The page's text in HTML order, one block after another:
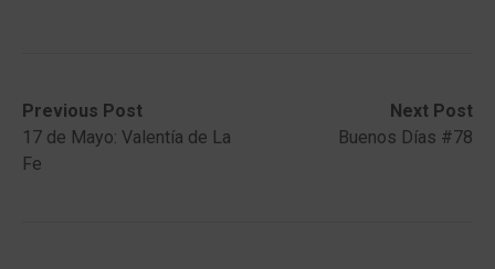
Post
navigation
Previous Post
Previous
post:17 de Mayo: Valentía de La
Fe
Next Post
Next
post:
Buenos Días #78